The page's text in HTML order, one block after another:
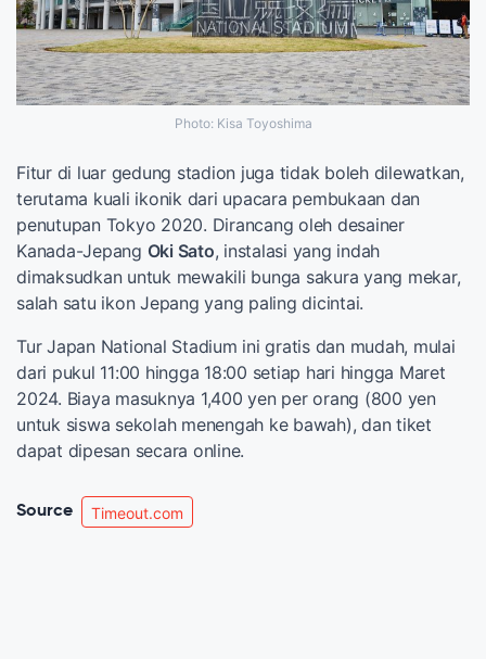
Photo: Kisa Toyoshima
Fitur di luar gedung stadion juga tidak boleh dilewatkan,
terutama kuali ikonik dari upacara pembukaan dan
penutupan Tokyo 2020. Dirancang oleh desainer
Kanada-Jepang Oki Sato, instalasi yang indah
dimaksudkan untuk mewakili bunga sakura yang mekar,
salah satu ikon Jepang yang paling dicintai.
Tur Japan National Stadium ini gratis dan mudah, mulai
dari pukul 11:00 hingga 18:00 setiap hari hingga Maret
2024. Biaya masuknya 1,400 yen per orang (800 yen
untuk siswa sekolah menengah ke bawah), dan tiket
dapat dipesan secara online.
Source Timeout.com